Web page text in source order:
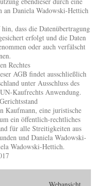
an Daniela Wadowski-Hettich
dass die Datenübertragung
erfolgt und die Daten
oder auch verfälscht
Rechtes
AGB findet ausschließlich
unter Ausschluss des
Kaufrechts Anwendung.
Kaufmann, eine juristische
ein öffentlich-rechtliches
für alle Streitigkeiten aus
und Daniela Wadowski-
Wadowski-Hettich.